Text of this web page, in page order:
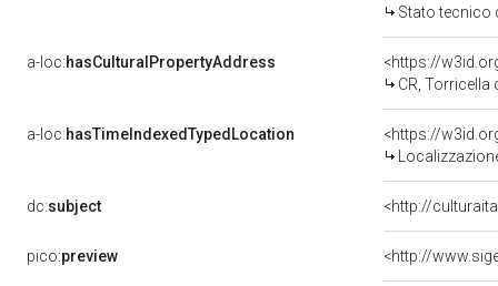
Stato tecnico
a-loc:hasCulturalPropertyAddress
<https://
CR, Torricella
a-loc:hasTimeIndexedTypedLocation
<https://
dc:subject <http://
pico:preview